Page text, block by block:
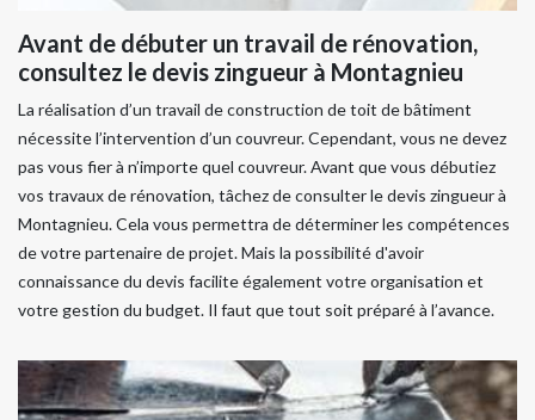
Avant de débuter un travail de rénovation,
consultez le devis zingueur à Montagnieu
La réalisation d’un travail de construction de toit de bâtiment
nécessite l’intervention d’un couvreur. Cependant, vous ne devez
pas vous fier à n’importe quel couvreur. Avant que vous débutiez
vos travaux de rénovation, tâchez de consulter le devis zingueur à
Montagnieu. Cela vous permettra de déterminer les compétences
de votre partenaire de projet. Mais la possibilité d'avoir
connaissance du devis facilite également votre organisation et
votre gestion du budget. Il faut que tout soit préparé à l’avance.